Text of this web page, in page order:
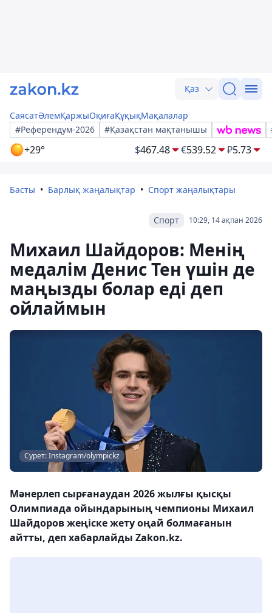
Қаз
СаясатӘлемҚаржыОқиғаҚұқықМақалалар
#Референдум-2026
#Қазақстан мақтанышы
+29° $467.48 €539.52 ₽5.73
Басты Барлық жаңалықтар Спорт жаңалықтары
10:29, 14 ақпан 2026
Спорт
Михаил Шайдоров: Менің
медалім Денис Тен үшін де
маңызды болар еді деп
ойлаймын
Сурет: Instagram/olympickz
Мәнерлеп сырғанаудан 2026 жылғы қысқы
Олимпиада ойындарының чемпионы Михаил
Шайдоров жеңіске жету оңай болмағанын
айтты, деп хабарлайды Zakon.kz.